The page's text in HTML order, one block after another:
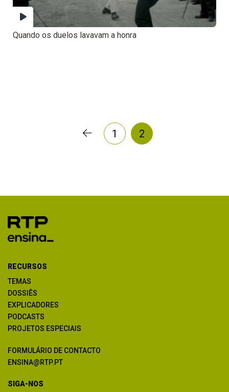
Quando os duelos lavavam a honra
1 2
RECURSOS
TEMAS
DOSSIÊS
EXPLICADORES
PODCASTS
PROJETOS ESPECIAIS
FORMULÁRIO DE CONTACTO
ENSINA@RTP.PT
SIGA-NOS